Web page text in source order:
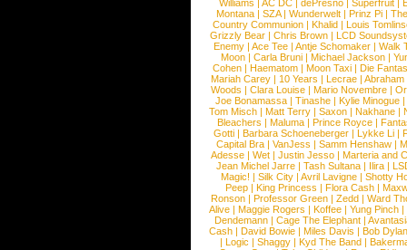
Williams |AC DC |dePresno |Superfruit |
Montana |SZA|Wunderwelt |Prinz Pi |
Country Communion | Khalid | Louis
Grizzly Bear | Chris Brown | LCD
Enemy | Ace Tee | Antje Schomaker | Walk
Moon |Carla Bruni |Michael Jackson |
Cohen |Haematom |Moon Taxi |Die
Mariah Carey | 10 Years | Lecrae | Abraham
Woods |Clara Louise |Mario Novembre |
Joe Bonamassa | Tinashe | Kylie Minogue |
Tom Misch |Matt Terry |Saxon |Nakhane |
Bleachers | Maluma | Prince Royce |
Gotti |Barbara Schoeneberger |Lykke Li |
Capital Bra |VanJess |Samm Henshaw |
Adesse |Wet |Justin Jesso |Marteria and
Jean Michel Jarre |Tash Sultana | Ilira |
Magic! | Silk City | Avril Lavigne | Shotty
Peep |King Princess |Flora Cash |
Ronson |Professor Green |Zedd |Ward
Alive |Maggie Rogers |Koffee |Yung Pinch |
Dendemann |Cage The Elephant |
Cash | David Bowie | Miles Davis | Bob Dylan
|Logic |Shaggy |Kyd The Band |